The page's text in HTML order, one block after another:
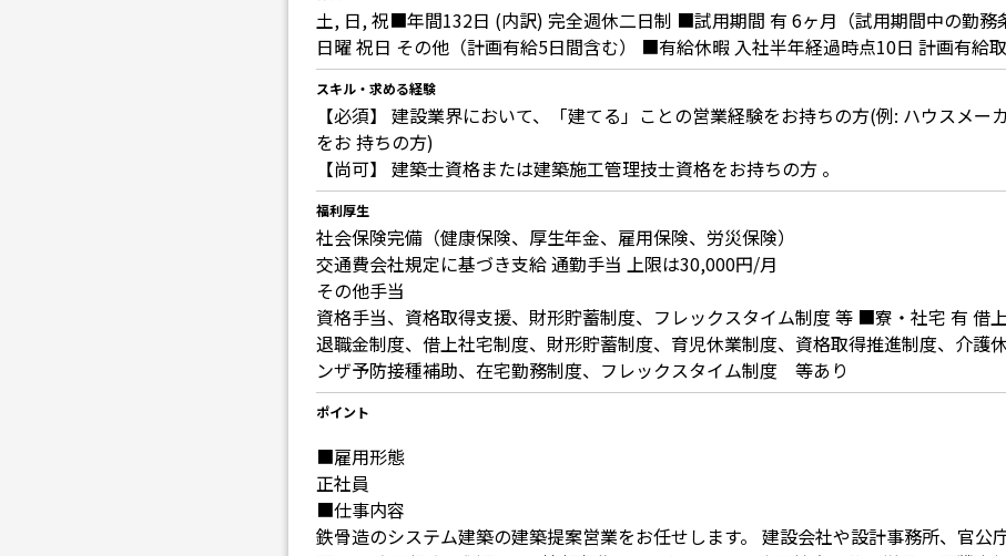
土, 日, 祝■年間132日 (内訳) 完全週休二日制 ■試用期間 有 6ヶ月（試用期間中の勤務
日曜 祝日 その他（計画有給5日間含む） ■有給休暇 入社半年経過時点10日 計画有給
スキル・求める経験
【必須】 建設業界において、「建てる」ことの営業経験をお持ちの方(例: ハウスメー
をお 持ちの方)
【尚可】 建築士資格または建築施工管理技士資格をお持ちの方 。
福利厚生
社会保険完備（健康保険、厚生年金、雇用保険、労災保険）
交通費会社規定に基づき支給 通勤手当 上限は30,000円/月
その他手当
資格手当、資格取得支援、財形貯蓄制度、フレックスタイム制度 等 ■寮・社宅 有 借
退職金制度、借上社宅制度、財形貯蓄制度、育児休業制度、資格取得推進制度、介護
ンザ予防接種補助、在宅勤務制度、フレックスタイム制度 等あり
ポイント
■雇用形態
正社員
■仕事内容
鉄骨造のシステム建築の建築提案営業をお任せします。 建設会社や設計事務所、官公